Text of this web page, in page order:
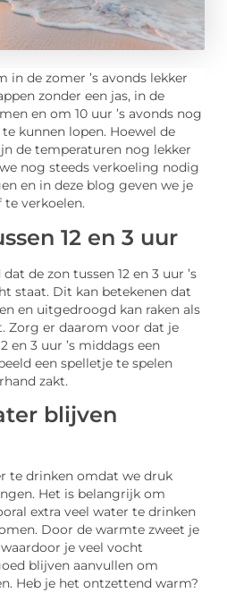
in de zomer ’s avonds lekker
zonder een jas, in de
en om 10 uur ’s avonds nog
kunnen lopen. Hoewel de
de temperaturen nog lekker
nog steeds verkoeling nodig
en in deze blog geven we je
te verkoelen.
12 en 3 uur
de zon tussen 12 en 3 uur ’s
staat. Dit kan betekenen dat
en uitgedroogd kan raken als
Zorg er daarom voor dat je
en 3 uur ’s middags een
een spelletje te spelen
zakt.
blijven
te drinken omdat we druk
Het is belangrijk om
extra veel water te drinken
Door de warmte zweet je
je veel vocht
blijven aanvullen om
Heb je het ontzettend warm?